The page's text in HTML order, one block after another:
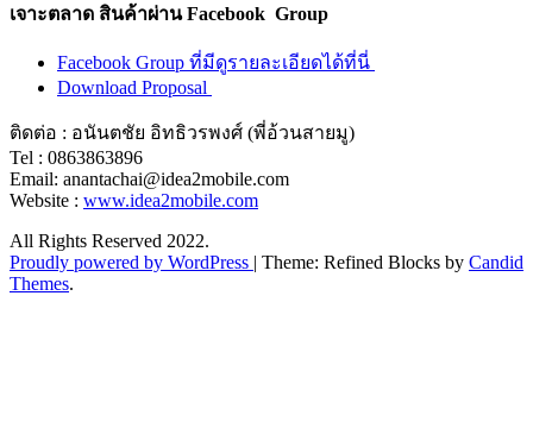
เจาะตลาด สินค้าผ่าน Facebook Group
Facebook Group ที่มีดูรายละเอียดได้ที่นี่
Download Proposal
ติดต่อ : อนันตชัย อิทธิวรพงศ์ (พี่อ้วนสายมู)
Tel : 0863863896
Email: anantachai@idea2mobile.com
Website : www.idea2mobile.com
All Rights Reserved 2022.
Proudly powered by WordPress | Theme: Refined Blocks by Candid
Themes.